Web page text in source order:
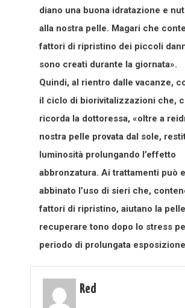
diano una buona idratazione e
alla nostra pelle. Magari che
fattori di ripristino dei piccoli
sono creati durante la giornata».
Quindi, al rientro dalle vacanze,
il ciclo di biorivitalizzazioni che,
ricorda la dottoressa, «oltre a
nostra pelle provata dal sole,
luminosità prolungando l’effetto
abbronzatura. Ai trattamenti può
abbinato l’uso di sieri che,
fattori di ripristino, aiutano la
recuperare tono dopo lo stress
periodo di prolungata
Red